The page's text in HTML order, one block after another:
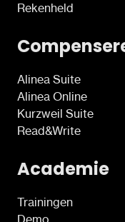
Rekenheld
Alinea Suite
Alinea Online
Kurzweil Suite
Read&Write
Academie
Trainingen